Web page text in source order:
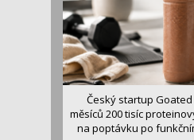
Český startup
měsíců 200 tisíc
na poptávku po